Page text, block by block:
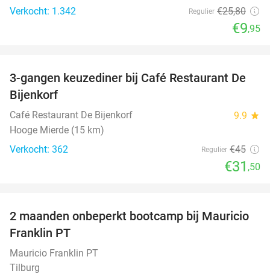
Verkocht: 1.342
Regulier €25,80
€9,95
30%
3-gangen keuzediner bij Café Restaurant De
Bijenkorf
Café Restaurant De Bijenkorf 9.9 star
Hooge Mierde (15 km)
Verkocht: 362
Regulier €45
€31 ,50
82%
2 maanden onbeperkt bootcamp bij Mauricio
Franklin PT
Mauricio Franklin PT
Tilburg